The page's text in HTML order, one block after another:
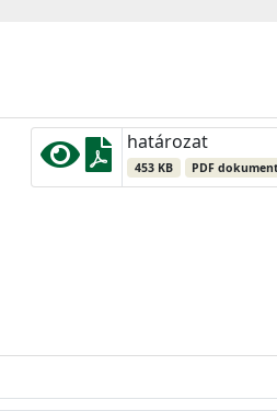
határozat
453 KB PDF